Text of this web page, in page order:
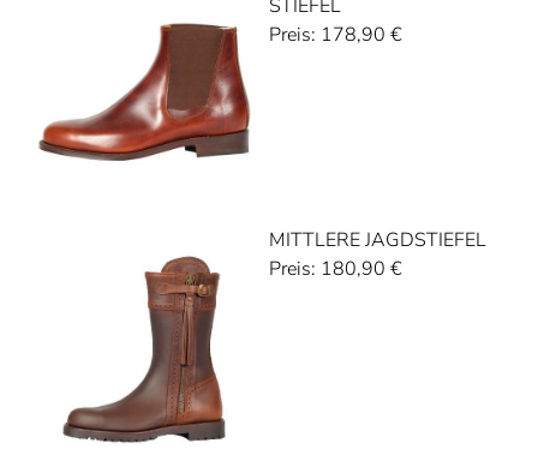
STIEFEL
Preis: 178,90 €
MITTLERE JAGDSTIEFEL
Preis: 180,90 €